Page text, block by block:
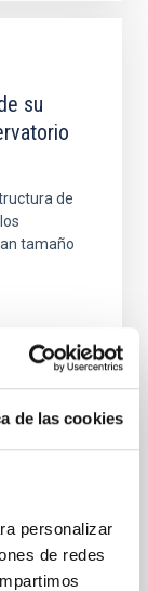
de las cookies
personalizar
de redes
su
de
tamaño
y